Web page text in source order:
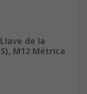
de la
M12 Métrica